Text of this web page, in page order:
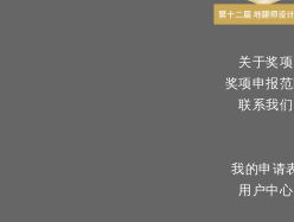
关于奖项
奖项申报范
联系我们
我的申请
用户中心